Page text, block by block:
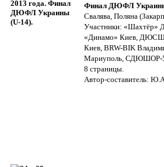
Финал ДЮФЛ
Свалява, Поляна
Участники: «Шахтёр»
«Динамо» Киев, ДЮСШ-
Киев, BRW-BIK
Мариуполь, СДЮШОР-5
8 страницы.
Автор-составитель: